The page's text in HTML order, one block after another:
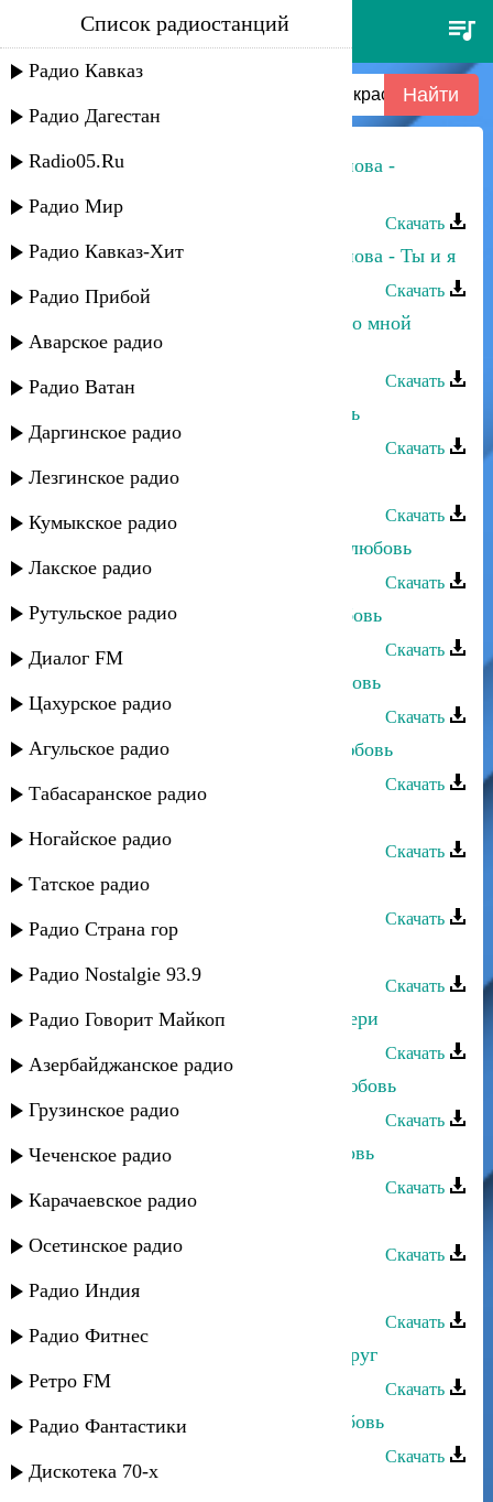
шакир гаджиев и патимат
курбанова - красивая любовь
Список радиостанций
Радио Кавказ
Радио Дагестан
Radio05.Ru
Радио Мир
Радио Кавказ-Хит
Радио Прибой
Аварское радио
Радио Ватан
Даргинское радио
Лезгинское радио
Кумыкское радио
Лакское радио
Рутульское радио
Диалог FM
Цахурское радио
Агульское радио
Табасаранское радио
Ногайское радио
Татское радио
Радио Страна гор
Радио Nostalgie 93.9
Радио Говорит Майкоп
Азербайджанское радио
Грузинское радио
Чеченское радио
Карачаевское радио
Осетинское радио
Радио Индия
Радио Фитнес
Ретро FM
Радио Фантастики
Дискотека 70-х
Шакир Гаджиев и Патимат Курбанова -
Скачать
Шакир Гаджиев и Патимат Курбанова - Ты и я
Скачать
Патимат Абдусаламова - Раздели со мной
любовь
Скачать
Ризван Омариев - Красивая любовь
Скачать
Шакир Гаджиев - Моя звезда
Скачать
Патимат Раджабова - Безответная любовь
Скачать
Патимат Расулова - Не верю в любовь
Скачать
Асланбек Идрисов - Красивая любовь
Скачать
Патимат Устарханова - Райская любовь
Скачать
Скачать
Шакир Гаджиев - Горы
Скачать
Скачать
Патимат Гаджиева - Любовь к матери
Скачать
Руслан Абдусаламов - Красивая любовь
Скачать
Зумруд Абдулаева - Красивая любовь
Скачать
Скачать
Сёма Семенов - Ну какая любовь
Скачать
Патимат Абдулаева - Сердечный друг
Скачать
Асадула Бахтанов - Напрасная любовь
Скачать